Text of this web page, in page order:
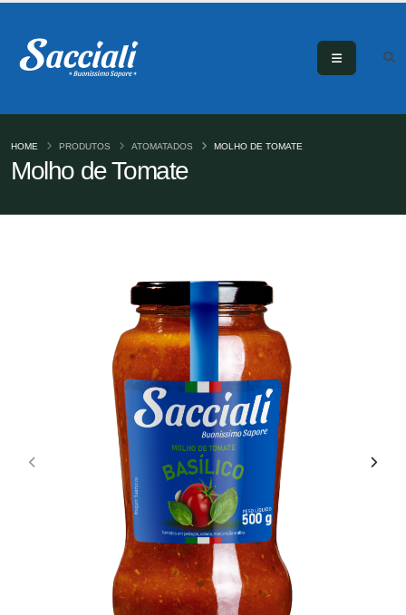
Molho de Tomate
HOME PRODUTOS ATOMATADOS MOLHO DE TOMATE